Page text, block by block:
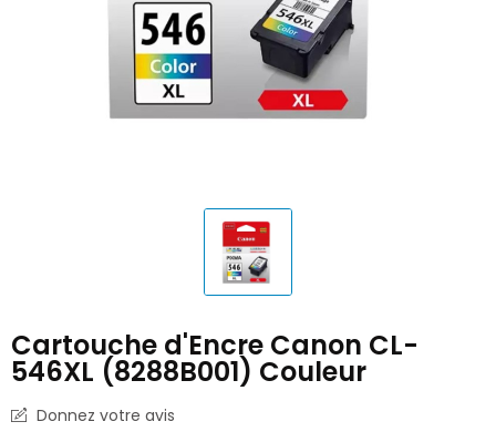
Cartouche d'Encre Canon CL-
546XL (8288B001) Couleur
Donnez votre avis